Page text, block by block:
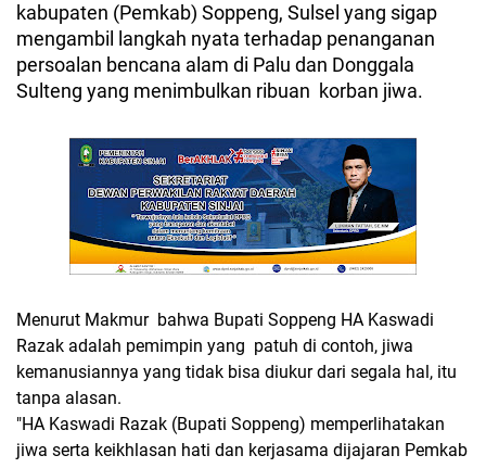
kabupaten (Pemkab) Soppeng, Sulsel yang sigap
mengambil langkah nyata terhadap penanganan
persoalan bencana alam di Palu dan Donggala
Sulteng yang menimbulkan ribuan korban jiwa.
Menurut Makmur bahwa Bupati Soppeng HA Kaswadi
Razak adalah pemimpin yang patuh di contoh, jiwa
kemanusiannya yang tidak bisa diukur dari segala hal, itu
tanpa alasan.
"HA Kaswadi Razak (Bupati Soppeng) memperlihatakan
jiwa serta keikhlasan hati dan kerjasama dijajaran Pemkab